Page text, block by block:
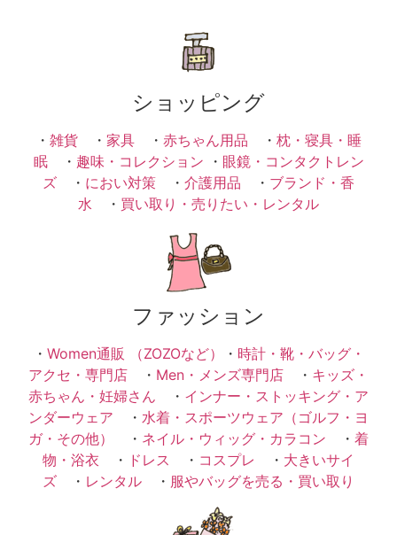
ショッピング
・ 雑貨 ・ 家具 ・ 赤ちゃん用品 ・ 枕・寝具・睡
眠・ 趣味・コレクション ・ 眼鏡・コンタクトレン
ズ ・ におい対策 ・ 介護用品 ・ ブランド・香
水 ・ 買い取り・売りたい・レンタル
ファッション
・ Women通販 （ZOZOなど） ・ 時計・靴・バッグ・
アクセ・専門店 ・ Men・メンズ専門店 ・ キッズ・
赤ちゃん・妊婦さん ・ インナー・ストッキング・ア
ンダーウェア ・ 水着・スポーツウェア（ゴルフ・ヨ
ガ・その他）
・ ネイル・ウィッグ・カラコン ・ 着
物・浴衣 ・ ドレス ・ コスプレ ・ 大きいサイ
ズ ・ レンタル ・ 服やバッグを売る・買い取り